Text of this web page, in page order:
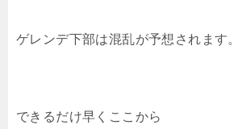
ゲレンデ下部は混乱が予想されます。
できるだけ早くここから